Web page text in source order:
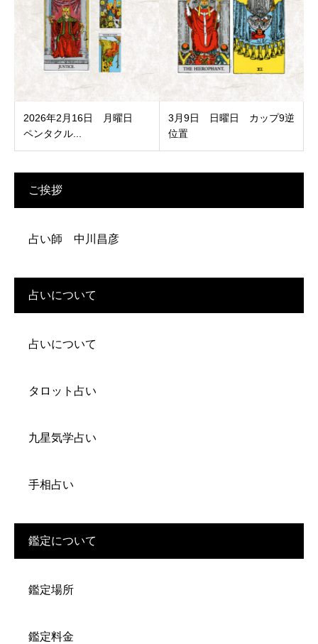
2026年2月16日 月曜日
ペンタクル...
3月9日 日曜日 カップ9逆
位置
ご挨拶
占い師 中川昌彦
占いについて
占いについて
タロット占い
九星気学占い
手相占い
鑑定について
鑑定場所
鑑定料金